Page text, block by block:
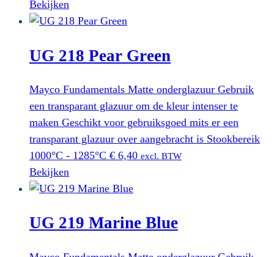
Bekijken
UG 218 Pear Green
Mayco Fundamentals Matte onderglazuur Gebruik
een transparant glazuur om de kleur intenser te
maken Geschikt voor gebruiksgoed mits er een
transparant glazuur over aangebracht is Stookbereik
1000°C - 1285°C € 6,40 excl. BTW
Bekijken
UG 219 Marine Blue